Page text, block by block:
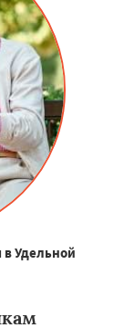
Удельной